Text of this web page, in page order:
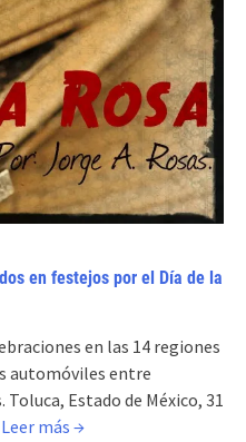
en festejos por el Día de la
en las 14 regiones
automóviles entre
Estado de México, 31
Leer más →